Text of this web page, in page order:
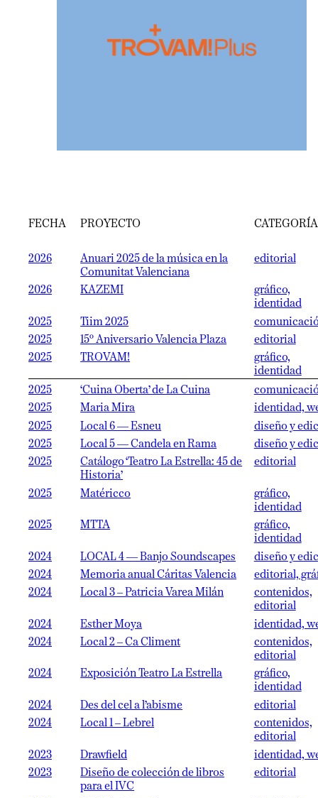
FECHA PROYECTO CATEGORÍA
2026
Anuari 2025 de la música en la
Comunitat Valenciana
editorial
2026 KAZEMI
gráfico,
identidad
2025
Tiim 2025
2025
15º Aniversario Valencia Plaza
editorial
2025
TROVAM!
gráfico,
identidad
2025
‘Cuina Oberta’ de La Cuina
2025
Maria Mira
identidad,
2025
Local 6 — Esneu
diseño y
2025
Local 5 — Candela en Rama
diseño y
2025
Catálogo ‘Teatro La Estrella: 45 de
Historia’
editorial
2025 Matéricco
gráfico,
identidad
2025
MTTA
gráfico,
identidad
2024
LOCAL 4 — Banjo Soundscapes
diseño y
2024
Memoria anual Cáritas Valencia
editorial,
2024
Local 3 – Patricia Varea Milán
contenidos,
editorial
2024
Esther Moya
identidad,
2024
Local 2 – Ca Climent
contenidos,
editorial
2024
Exposición Teatro La Estrella
gráfico,
identidad
2024
Des del cel a l’abisme
editorial
2024
Local 1 – Lebrel
contenidos,
editorial
2023
Drawfield
identidad,
2023
Diseño de colección de libros
para el IVC
editorial